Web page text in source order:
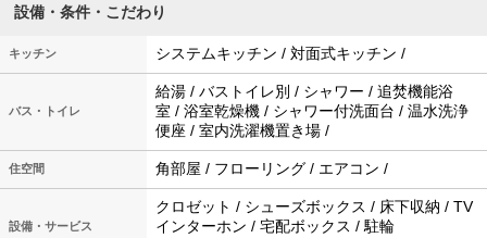
設備・条件・こだわり
キッチン システムキッチン / 対面式キッチン /
バス・トイレ
給湯 / バストイレ別 / シャワー / 追焚機能浴
室 / 浴室乾燥機 / シャワー付洗面台 / 温水洗浄
便座 / 室内洗濯機置き場 /
住空間 角部屋 / フローリング / エアコン /
設備・サービス
クロゼット / シューズボックス / 床下収納 / TV
インターホン / 宅配ボックス / 駐輪